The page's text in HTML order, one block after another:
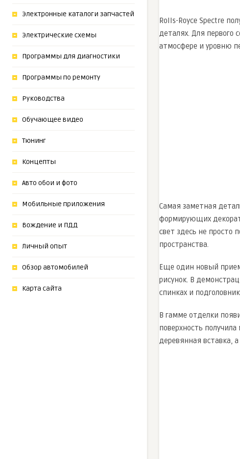
Электронные каталоги запчастей
Электрические схемы
Программы для диагностики
Программы по ремонту
Руководства
Обучающее видео
Тюнинг
Концепты
Авто обои и фото
Мобильные приложения
Вождение и ПДД
Личный опыт
Обзор автомобилей
Карта сайта
Rolls-Royce Spectre
деталях. Для первого
атмосфере и уровню
Самая заметная
формирующих
свет здесь не просто
пространства.
Еще один новый
рисунок. В
спинках и
В гамме отделки
поверхность
деревянная вставка,